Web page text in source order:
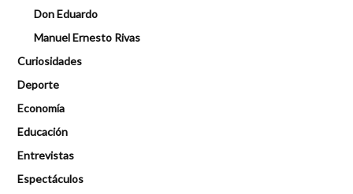
Don Eduardo
Manuel Ernesto Rivas
Curiosidades
Deporte
Economía
Educación
Entrevistas
Espectáculos